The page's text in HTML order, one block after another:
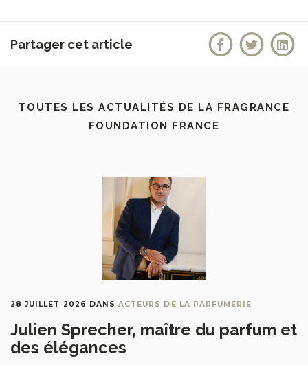
Partager cet article
TOUTES LES ACTUALITÉS DE LA FRAGRANCE
FOUNDATION FRANCE
28 JUILLET 2026 DANSACTEURS DE LA PARFUMERIE
Julien Sprecher, maître du parfum et
des élégances